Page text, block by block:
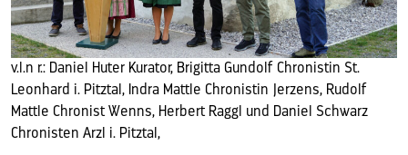
v.l.n r.: Daniel Huter Kurator, Brigitta Gundolf Chronistin St.
Leonhard i. Pitztal, Indra Mattle Chronistin Jerzens, Rudolf
Mattle Chronist Wenns, Herbert Raggl und Daniel Schwarz
Chronisten Arzl i. Pitztal,